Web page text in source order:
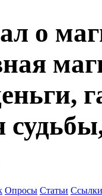
о
Опросы Статьи Ссылки